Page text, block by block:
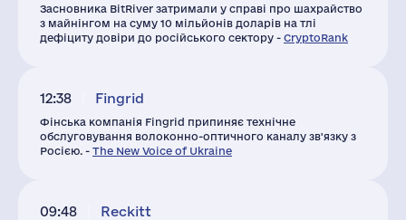
Засновника BitRiver затримали у справі про шахрайство
з майнінгом на суму 10 мільйонів доларів на тлі
дефіциту довіри до російського сектору - CryptoRank
12:38 Fingrid
Фінська компанія Fingrid припиняє технічне
обслуговування волоконно-оптичного каналу зв'язку з
Росією. - The New Voice of Ukraine
09:48 Reckitt